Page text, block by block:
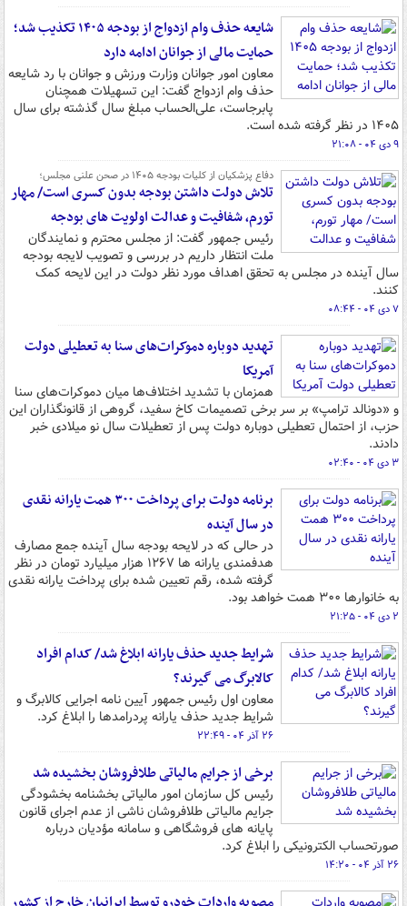
شایعه حذف وام ازدواج از بودجه ۱۴۰۵ تکذیب شد؛
حمایت مالی از جوانان ادامه دارد
معاون امور جوانان وزارت ورزش و جوانان با رد شایعه
حذف وام ازدواج گفت: این تسهیلات همچنان
پابرجاست، علی‌الحساب مبلغ سال گذشته برای سال
۱۴۰۵ در نظر گرفته شده است.
۹ دی ۰۴ - ۲۱:۰۸
دفاع پزشکیان از کلیات بودجه ۱۴۰۵ در صحن علنی مجلس؛
تلاش دولت داشتن بودجه بدون کسری است/ مهار
تورم، شفافیت و عدالت اولویت های بودجه
رئیس جمهور گفت: از مجلس محترم و نمایندگان
ملت انتظار داریم در بررسی و تصویب لایجه بودجه
سال آینده در مجلس به تحقق اهداف مورد نظر دولت در این لایحه کمک
کنند.
۷ دی ۰۴ - ۰۸:۴۴
تهدید دوباره دموکرات‌های سنا به تعطیلی دولت
آمریکا
همزمان با تشدید اختلاف‌ها میان دموکرات‌های سنا
و «دونالد ترامپ» بر سر برخی تصمیمات کاخ سفید، گروهی از قانونگذاران این
حزب، از احتمال تعطیلی دوباره دولت پس از تعطیلات سال نو میلادی خبر
دادند.
۳ دی ۰۴ - ۰۲:۴۰
برنامه دولت برای پرداخت ۳۰۰ همت یارانه نقدی
در سال آینده
در حالی که در لایحه بودجه سال آینده جمع مصارف
هدفمندی یارانه ها ۱۲۶۷ هزار میلیارد تومان در نظر
گرفته شده، رقم تعیین شده برای پرداخت یارانه نقدی
به خانوارها ۳۰۰ همت خواهد بود.
۲ دی ۰۴ - ۲۱:۲۵
شرایط جدید حذف یارانه ابلاغ شد/ کدام افراد
کالابرگ می گیرند؟
معاون اول رئیس جمهور آیین نامه اجرایی کالابرگ و
شرایط جدید حذف یارانه پردرامدها را ابلاغ کرد.
۲۶ آذر ۰۴ - ۲۲:۴۹
برخی از جرایم مالیاتی طلافروشان بخشیده شد
رئیس کل سازمان امور مالیاتی بخشنامه بخشودگی
جرایم مالیاتی طلافروشان ناشی از عدم اجرای قانون
پایانه های فروشگاهی و سامانه مؤدیان درباره
صورتحساب الکترونیکی را ابلاغ کرد.
۲۶ آذر ۰۴ - ۱۴:۲۰